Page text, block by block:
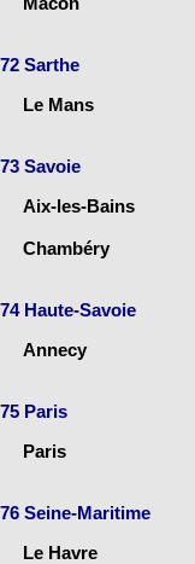
72 Sarthe
Le Mans
73 Savoie
Aix-les-Bains
Chambéry
74 Haute-Savoie
Annecy
75 Paris
Paris
76 Seine-Maritime
Le Havre